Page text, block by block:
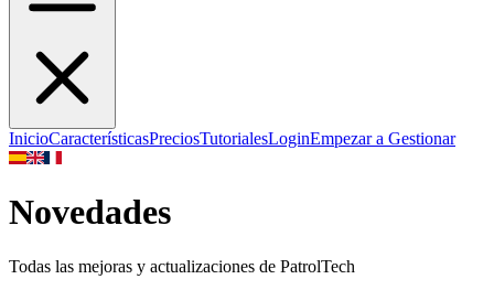
InicioCaracterísticasPreciosTutorialesLoginEmpezar a Gestionar
Novedades
Todas las mejoras y actualizaciones de PatrolTech